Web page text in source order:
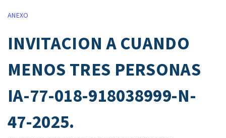
ANEXO
INVITACION A CUANDO
MENOS TRES PERSONAS
IA-77-018-918038999-N-
47-2025.